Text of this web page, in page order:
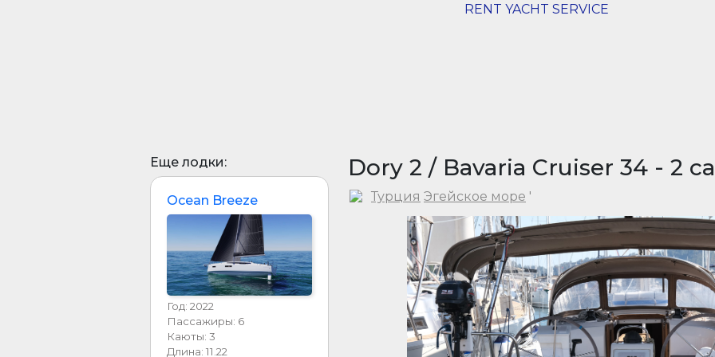
RENT YACHT SERVICE
Еще лодки:
Ocean Breeze
Год: 2022
Пассажиры: 6
Каюты: 3
Длина: 11.22
Dory 2 / Bavaria Cruiser 34 - 2
Турция Эгейское море '